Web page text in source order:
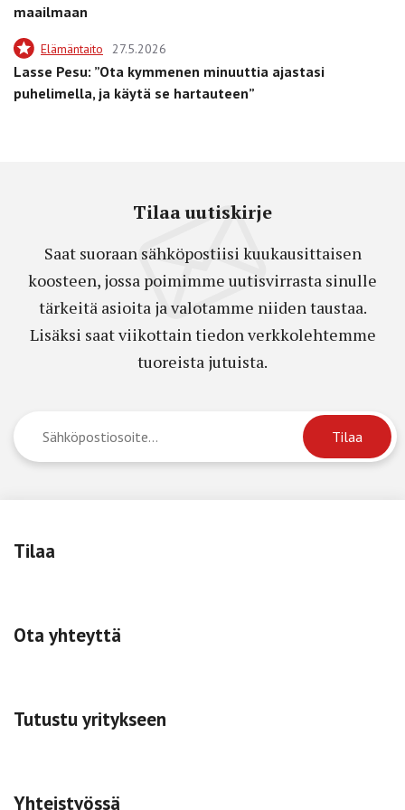
maailmaan
Elämäntaito 27.5.2026
Lasse Pesu: ”Ota kymmenen minuuttia ajastasi
puhelimella, ja käytä se hartauteen”
Tilaa uutiskirje
Saat suoraan sähköpostiisi kuukausittaisen
koosteen, jossa poimimme uutisvirrasta sinulle
tärkeitä asioita ja valotamme niiden taustaa.
Lisäksi saat viikottain tiedon verkkolehtemme
tuoreista jutuista.
Tilaa
Ota yhteyttä
Tutustu yritykseen
Yhteistyössä